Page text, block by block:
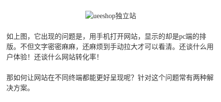
如上图，它出现的问题是，用手机打开网站，显示的却是pc端的排
版。不但文字密密麻麻，还麻烦到手动拉大才可以看清。还谈什么用
户体验！还谈什么网站转化率！
那如何让网站在不同终端都能更好呈现呢？针对这个问题常有两种解
决方案。